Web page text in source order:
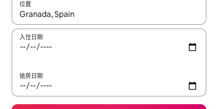
位置
如有搜尋結果，瀏覽內容時請使用上下箭頭，或輕點、滑動裝置。
入住日期
退房日期